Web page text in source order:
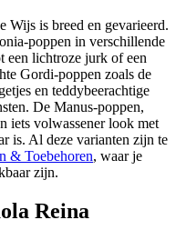
Wijs is breed en gevarieerd.
poppen in verschillende
een lichtroze jurk of een
Gordi-poppen zoals de
en teddybeerachtige
De Manus-poppen,
iets volwassener look met
is. Al deze varianten zijn te
& Toebehoren, waar je
zijn.
Reina